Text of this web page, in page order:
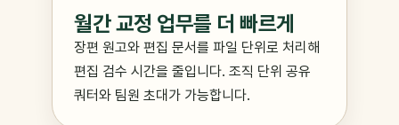
월간 교정 업무를 더 빠르게
장편 원고와 편집 문서를 파일 단위로 처리해
편집 검수 시간을 줄입니다. 조직 단위 공유
쿼터와 팀원 초대가 가능합니다.